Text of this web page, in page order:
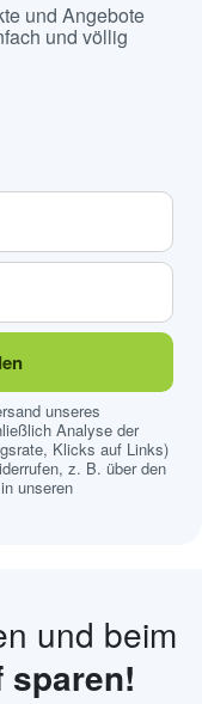
und Angebote
und völlig
unseres
Analyse der
Klicks auf Links)
z. B. über den
unseren
und beim
sparen!